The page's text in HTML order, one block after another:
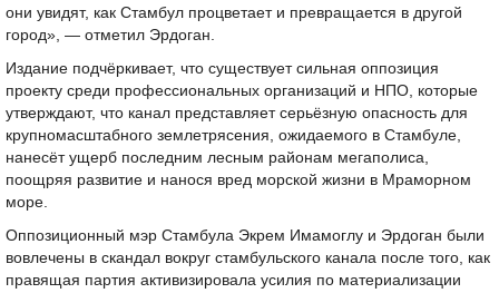
они увидят, как Стамбул процветает и превращается в другой
город», — отметил Эрдоган.
Издание подчёркивает, что существует сильная оппозиция
проекту среди профессиональных организаций и НПО, которые
утверждают, что канал представляет серьёзную опасность для
крупномасштабного землетрясения, ожидаемого в Стамбуле,
нанесёт ущерб последним лесным районам мегаполиса,
поощряя развитие и нанося вред морской жизни в Мраморном
море.
Оппозиционный мэр Стамбула Экрем Имамоглу и Эрдоган были
вовлечены в скандал вокруг стамбульского канала после того, как
правящая партия активизировала усилия по материализации